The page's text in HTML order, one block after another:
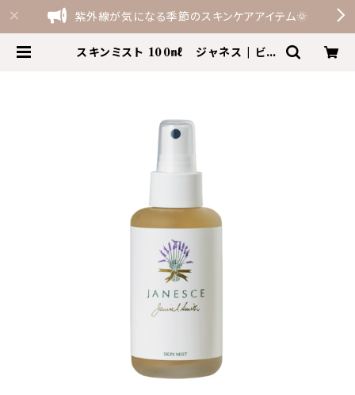
紫外線が気になる季節のスキンケアアイテム🌞
スキンミスト 100㎖ ジャネス | ビオ